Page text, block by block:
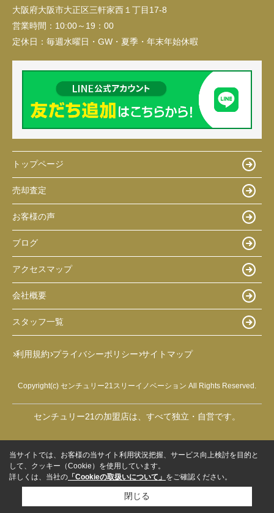
大阪府大阪市大正区三軒家西１丁目17-8
営業時間： 10:00～19：00
定休日： 毎週水曜日・GW・夏季・年末年始休暇
トップページ
売却査定
お客様の声
ブログ
アクセスマップ
会社概要
スタッフ一覧
利用規約 プライバシーポリシー サイトマップ
Copyright(c) センチュリー21スリーイノベーション All Rights Reserved.
センチュリー21の加盟店は、すべて独立・自営です。
当サイトでは、お客様の当サイト利用状況把握、サービス向上検討を目的と
して、クッキー（Cookie）を使用しています。
詳しくは、当社の 「Cookieの取扱いについて」 をご確認ください。
閉じる